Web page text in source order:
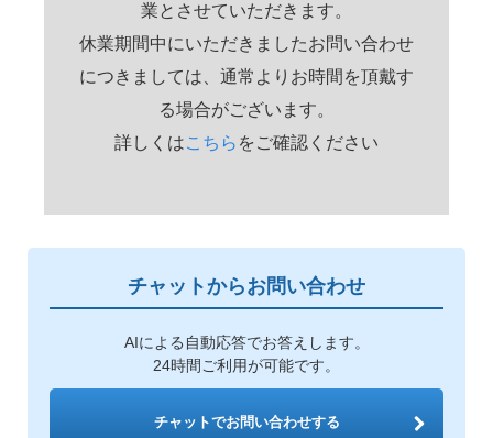
業とさせていただきます。
休業期間中にいただきましたお問い合わせ
につきましては、通常よりお時間を頂戴す
る場合がございます。
詳しくはこちら をご確認ください
チャットからお問い合わせ
AIによる自動応答でお答えします。
24時間ご利用が可能です。
チャットでお問い合わせする